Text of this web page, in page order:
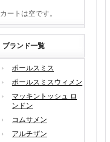
カートは空です。
ブランド一覧
ポールスミス
ポールスミスウィメン
マッキントッシュ ロ
ンドン
コムサメン
アルチザン